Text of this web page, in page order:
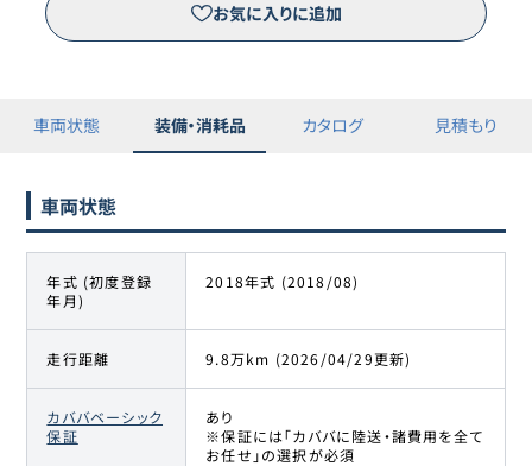
※三菱オートリース（株）が運営するピタクルサイトへ移動します。
お気に入りに追加
車両状態 装備・消耗品 カタログ 見積もり
車両状態
年式 (初度登録
年月)
2018年式 (2018/08)
走行距離 9.8万km (2026/04/29更新)
カババベーシック
保証
あり
※保証には「カババに陸送・諸費用を全て
お任せ」の選択が必須